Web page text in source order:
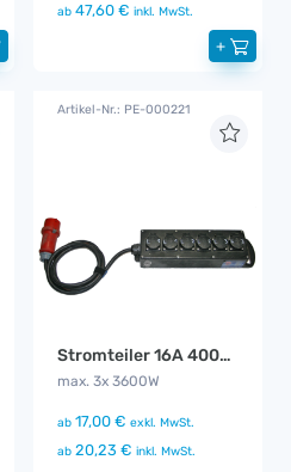
ab 47,60 € inkl. MwSt.
+
Artikel-Nr.: PE-000221
Stromteiler 16A 400V auf 3x 2 Phasen 240V 16A
max. 3x 3600W
ab 17,00 € exkl. MwSt.
ab 20,23 € inkl. MwSt.